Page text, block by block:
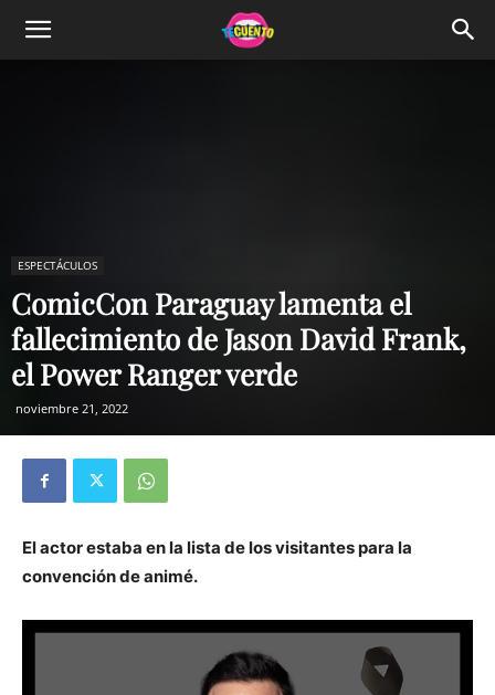
ESPECTÁCULOS
ComicCon Paraguay lamenta el
fallecimiento de Jason David Frank,
el Power Ranger verde
noviembre 21, 2022
El actor estaba en la lista de los visitantes para la
convención de animé.